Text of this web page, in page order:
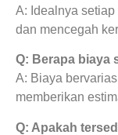
A: Idealnya
dan mencegah
Q: Berapa biaya
A: Biaya
memberikan
Q: Apakah